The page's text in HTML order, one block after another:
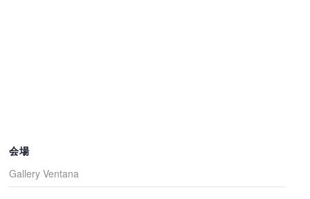
会場
Gallery Ventana